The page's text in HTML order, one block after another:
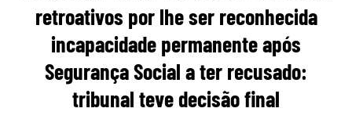
retroativos por lhe ser reconhecida
incapacidade permanente após
Segurança Social a ter recusado:
tribunal teve decisão final